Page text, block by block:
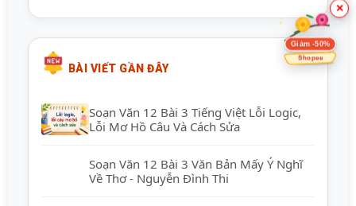
BÀI VIẾT GẦN ĐÂY
Soạn Văn 12 Bài 3 Tiếng Việt Lỗi Logic,
Lỗi Mơ Hồ Câu Và Cách Sửa
Soạn Văn 12 Bài 3 Văn Bản Mấy Ý Nghĩ
Về Thơ - Nguyễn Đình Thi
×
Giảm -50%
Shopee